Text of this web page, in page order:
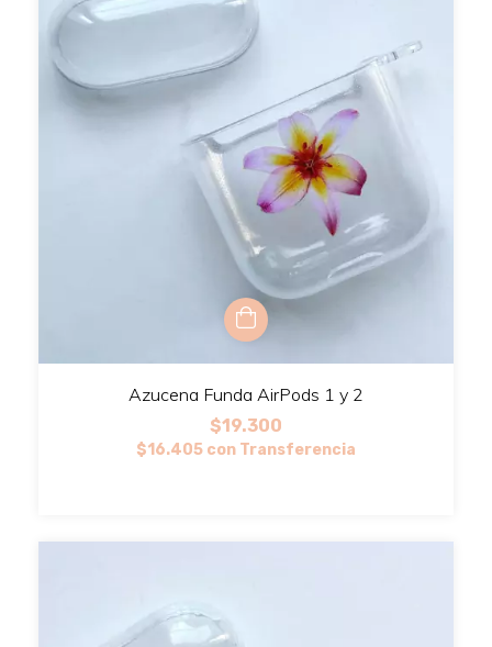
Azucena Funda AirPods 1 y 2
$19.300
$16.405 con Transferencia